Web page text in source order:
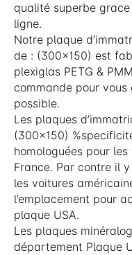
qualité superbe
ligne.
Notre plaque
de : (300x150) est
plexiglas PETG &
commande pour
possible.
Les plaques
(300x150)
homologuées pour
France. Par contre il
les voitures
l’emplacement pour
plaque USA.
Les plaques
département Plaque